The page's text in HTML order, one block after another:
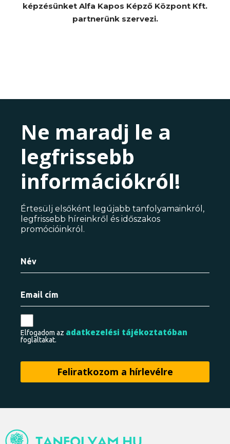
képzésünket Alfa Kapos Képző Központ Kft.
partnerünk szervezi.
Ne maradj le a
legfrissebb
információkról!
Értesülj elsőként legújabb tanfolyamainkról,
legfrissebb híreinkről és időszakos
promócióinkról.
Elfogadom az adatkezelési tájékoztatóban
foglaltakat.